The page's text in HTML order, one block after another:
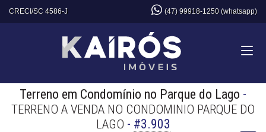
CRECI/SC 4586-J (47) 99918-1250 (whatsapp)
Terreno em Condomínio no Parque do Lago -
TERRENO A VENDA NO CONDOMINIO PARQUE DO
LAGO - #3.903